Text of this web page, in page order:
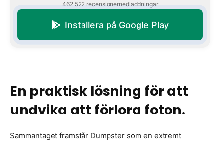
462 522 recensionernedladdningar
Installera på Google Play
En praktisk lösning för att
undvika att förlora foton.
Sammantaget framstår Dumpster som en extremt